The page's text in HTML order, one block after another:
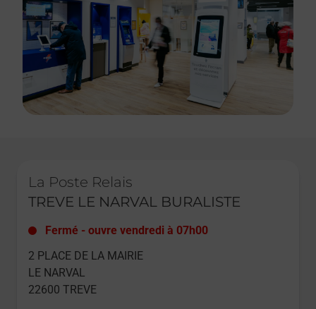
La Poste Relais
TREVE LE NARVAL BURALISTE
Fermé - ouvre vendredi à 07h00
2 PLACE DE LA MAIRIE
LE NARVAL
22600 TREVE